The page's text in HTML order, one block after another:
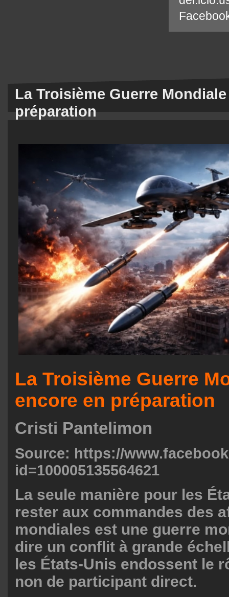
La Troisième Guerre
préparation
La Troisième Guerre
encore en préparation
Cristi Pantelimon
Source: https://
id=100005135564621
La seule manière pour les
rester aux commandes des
mondiales est une guerre
dire un conflit à grande
les États-Unis endossent le
non de participant direct.